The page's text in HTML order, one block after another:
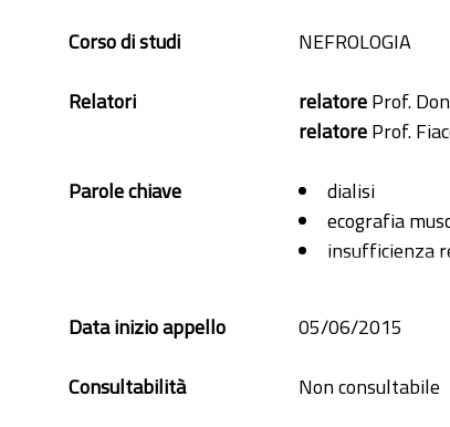
Corso di studi
NEFROLOGIA
Relatori
relatoreProf.
relatoreProf.
Parole chiave
dialisi
ecografia
insufficienza
Data inizio appello
05/06/2015
Consultabilità
Non consultabile